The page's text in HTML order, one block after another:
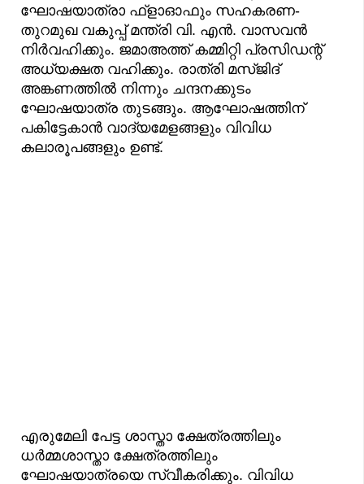
ഘോഷയാത്രാ ഫ്ളാഓഫും സഹകരണ-
തുറമുഖ വകുപ്പ് മന്ത്രി വി. എന്‍. വാസവന്‍
നിര്‍വഹിക്കും. ജമാഅത്ത് കമ്മിറ്റി പ്രസിഡന്റ്
അധ്യക്ഷത വഹിക്കും. രാത്രി മസ്ജിദ്
അങ്കണത്തില്‍ നിന്നും ചന്ദനക്കുടം
ഘോഷയാത്ര തുടങ്ങും. ആഘോഷത്തിന്
പകിട്ടേകാന്‍ വാദ്യമേളങ്ങളും വിവിധ
കലാരൂപങ്ങളും ഉണ്ട്.
എരുമേലി പേട്ട ശാസ്താ ക്ഷേത്രത്തിലും
ധര്‍മ്മശാസ്താ ക്ഷേത്രത്തിലും
ഘോഷയാത്രയെ സ്വീകരിക്കും. വിവിധ